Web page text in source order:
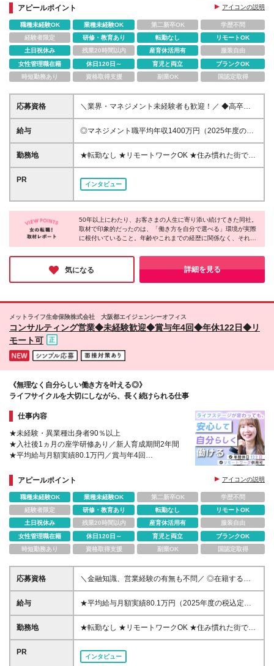
◆リモートワーク併用など柔軟な働き方が可能
アピールポイント アイコンの説明
職種未経験OK 業種未経験OK 第二新卒OK
学歴不問
経験者限定
研修・教育あり 転勤なし
リモートOK
土日祝休み
残業20時間以内 産育休活用有
服装自由
女性管理職在籍
休日120日～ 育児と両立
ブランクOK
時短勤務あり
資格取得支援 副業OK 国認定取得
応募資格
＼業界・マネジメント未経験者も歓迎！／ ◆高卒以
上 ◆2年以上社会人経験がある方 ◎業界経験や知識の
有無ではなく、「お客さまにとっての最善策を真剣に
いと思うマインド」これが私たちの採用ポイントで
す。
給与
◎マネジメント職平均年収1400万円（2025年度の税
込定例給与実績。） 【STEP1】まずはコンサルタン
トからスタート ◆初任給月給：20万円から35万円＋
期補給の金額は前年度年収により決定。 ※初期補給は
す。 ※上記の他、入社初期3ヵ月間は前年度年収が所
定の金額以上の場合は特別手当を上乗せで支給しま
す。 【STEP2】リーダー研修の受講 ◆研修期間中は
※上記期間中はマネジメント職任用のための研修であ
るため、原則営業活動は行いません ※詳細については
実績に応じた報酬を支給いたします ※詳細については
面接時にご説明いたします ▼コンサルタント職も同
ページをご覧ください。 ※下記収入例は一例であり、
収入を保証するものではありません。
勤務地
★転勤なし ★リモートワークOK ★住み慣れた街で長
く働き続けられます！ ■ご希望を考慮した上で勤務地
を決定いたします ■地域のお客さまとの長期的な信頼
関係を重視するため転勤なし ■U・Iターン歓迎 ■全国
24都道府県で同時募集実施 ▼下記都道府県にて募集
岩手県（盛岡市） 山形県（山形市） 宮城県（仙台
市） 秋田県（秋田市） 福島県（郡山市） 新潟県（新
潟市） 栃木県（宇都宮市） 群馬県（高崎市） 埼玉県
（さいたま市） 神奈川県（横浜市） 東京都（中央
区） 富山県（富山市） 長野県（長野市） 静岡県（静
岡市） 愛知県（名古屋市、豊橋市） 岐阜県（岐阜
市） 滋賀県（草津市） 京都府（京都市） 大阪府（大
PR
インタビュー
50年以上にわたり、お客さまの人生に寄り添い続けてきた同社。
取材で印象的だったのは、「働き方を自分で選べる」環境が実際
に根付いていること。年齢やこれまでの経歴に関係なく、それぞ
れが自分に合ったスタイルで活き活きと活躍している姿がありま
した。ライフステージが変わっても無理なく続けられる環境だか
らこそ、長く働きたいと考える方にとって安心できる職場だと言
えるでしょう。
気になる 詳細を見る
メットライフ生命保険株式会社 大阪都エイジェンシーオフィス
コンサルティング営業◆未経験歓迎◆賞与年4回◆年休122日◆リ
モート可
《無理なく自分らしい働き方を叶える◎》
ライフサイクルを大切にしながら、長く続けられる仕事
仕事内容
★未経験・異業種出身者90％以上
★入社後1ヵ月の座学研修あり／新人育成期間2年間
★平均給与月額実績80.1万円／賞与年4回
アピールポイント
アイコンの説明
職種未経験OK 業種未経験OK 第二新卒OK
学歴不問
経験者限定
研修・教育あり 転勤なし
リモートOK
土日祝休み
残業20時間以内 産育休活用有
服装自由
女性管理職在籍
休日120日～ 育児と両立
ブランクOK
時短勤務あり
資格取得支援 副業OK 国認定取得
応募資格
＼金融知識、営業経験の有無も不問／ ◎在籍するコ
ンサルタントの多くが中途入社 ◎前職は介護士・ア
パレル店員・事務員など、未経験・異業種からの転職
給与
★平均給与月額実績80.1万円（2025年度の税込定例
給与実績となります） ◆初任給月給：20万円から35
万円＋業績給＋賞与年4回（※個人業績による） ※初
補給は25ヵ月間支給します。入社後6ヵ月間は当初の
勤務地
★転勤なし ★リモートワークOK ★住み慣れた街で長
く働き続けられます！ ■ご希望を考慮した上で勤務地
を決定いたします ■地域のお客さまとの長期的な信頼
関係を重視するため転勤なし ■U・Iターン歓迎 ■全国
PR
インタビュー